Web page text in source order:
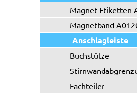
Magnet-Etiketten
Magnetband
Anschlagleiste
Buchstütze
Fachteiler